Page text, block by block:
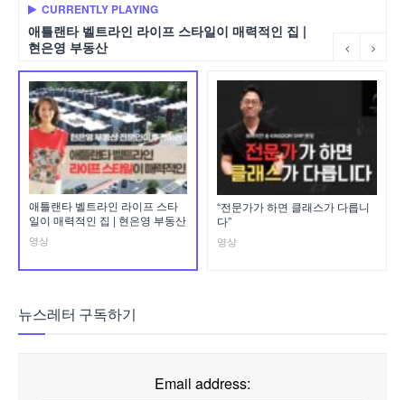
CURRENTLY PLAYING
애틀랜타 벨트라인 라이프 스타일이 매력적인 집 |
현은영 부동산
애틀랜타 벨트라인 라이프 스타
일이 매력적인 집 | 현은영 부동산
영상
“전문가가 하면 클래스가 다릅니
다”
영상
뉴스레터 구독하기
Email address: